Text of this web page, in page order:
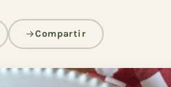
Compartir